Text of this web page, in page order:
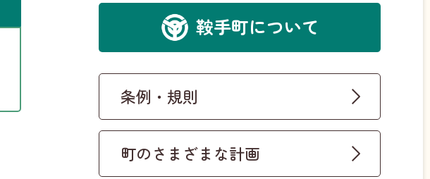
鞍手町について
条例・規則
町のさまざまな計画